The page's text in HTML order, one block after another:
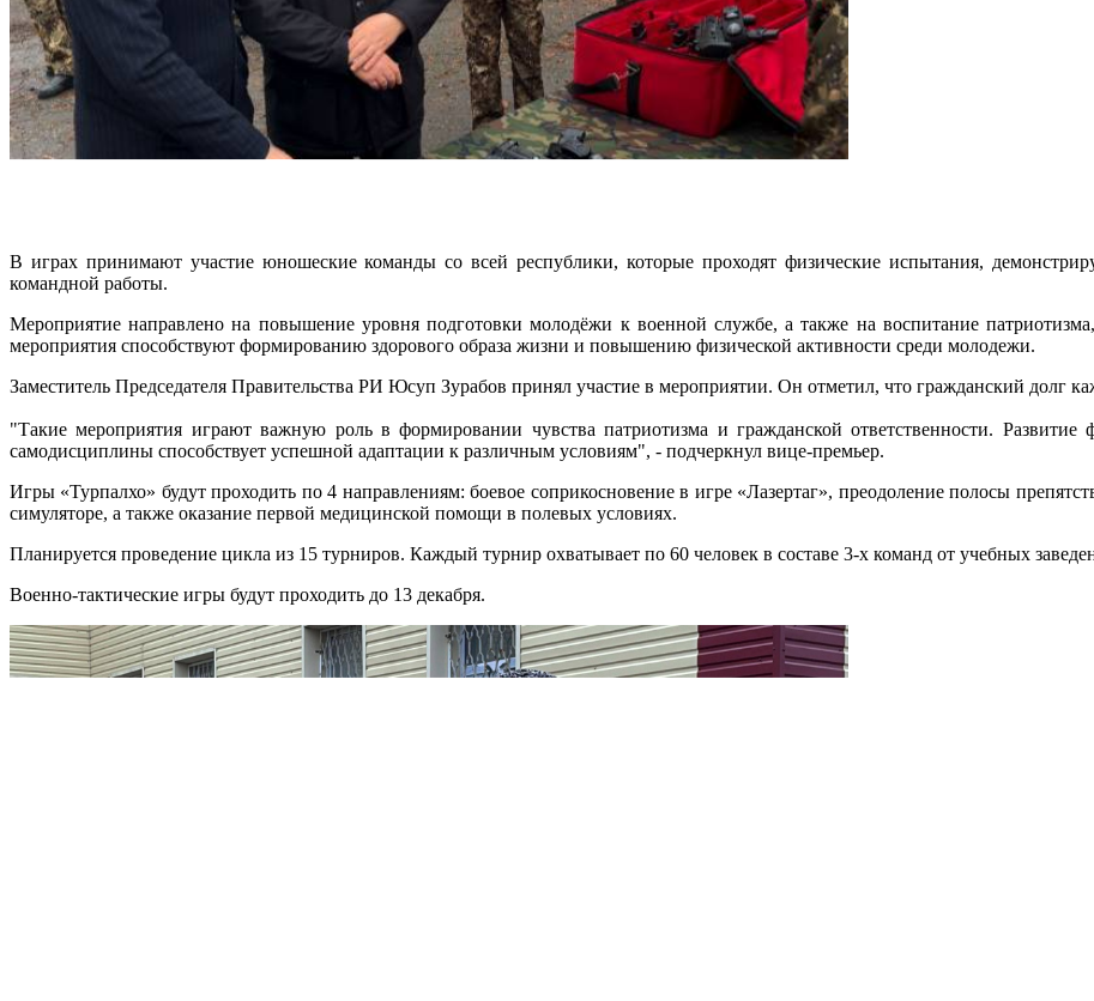
В играх принимают участие юношеские команды со всей республики, которые проходят физические испытания,
командной работы.
Мероприятие направлено на повышение уровня подготовки молодёжи к военной службе, а также на воспитание
мероприятия способствуют формированию здорового образа жизни и повышению физической активности среди молодежи.
Заместитель Председателя Правительства РИ Юсуп Зурабов принял участие в мероприятии. Он отметил, что гражданский долг
"Такие мероприятия играют важную роль в формировании чувства патриотизма и гражданской ответственности. Развитие
самодисциплины способствует успешной адаптации к различным условиям", - подчеркнул вице-премьер.
Игры «Турпалхо» будут проходить по 4 направлениям: боевое соприкосновение в игре «Лазертаг», преодоление полосы
симуляторе, а также оказание первой медицинской помощи в полевых условиях.
Планируется проведение цикла из 15 турниров. Каждый турнир охватывает по 60 человек в составе 3-х команд от учебных
Военно-тактические игры будут проходить до 13 декабря.